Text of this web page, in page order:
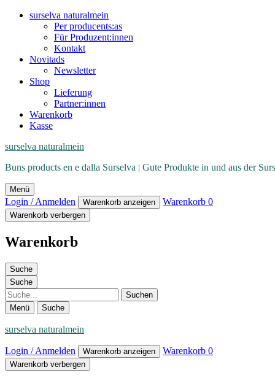
surselva naturalmein
Per producents:as
Für Produzent:innen
Kontakt
Novitads
Newsletter
Shop
Lieferung
Partner:innen
Warenkorb
Kasse
surselva naturalmein
Buns products en e dalla Surselva | Gute Produkte in und aus der
Menü
Login / Anmelden Warenkorb anzeigen Warenkorb 0
Warenkorb verbergen
Warenkorb
Suche
Suche
Suche
Menü Suche
surselva naturalmein
Login / Anmelden Warenkorb anzeigen Warenkorb 0
Warenkorb verbergen